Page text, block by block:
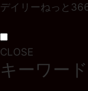
デイリーねっと
CLOSE
キーワード